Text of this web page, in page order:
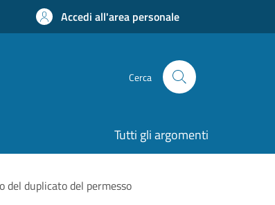
Accedi all'area personale
Cerca
Tutti gli argomenti
del duplicato del permesso